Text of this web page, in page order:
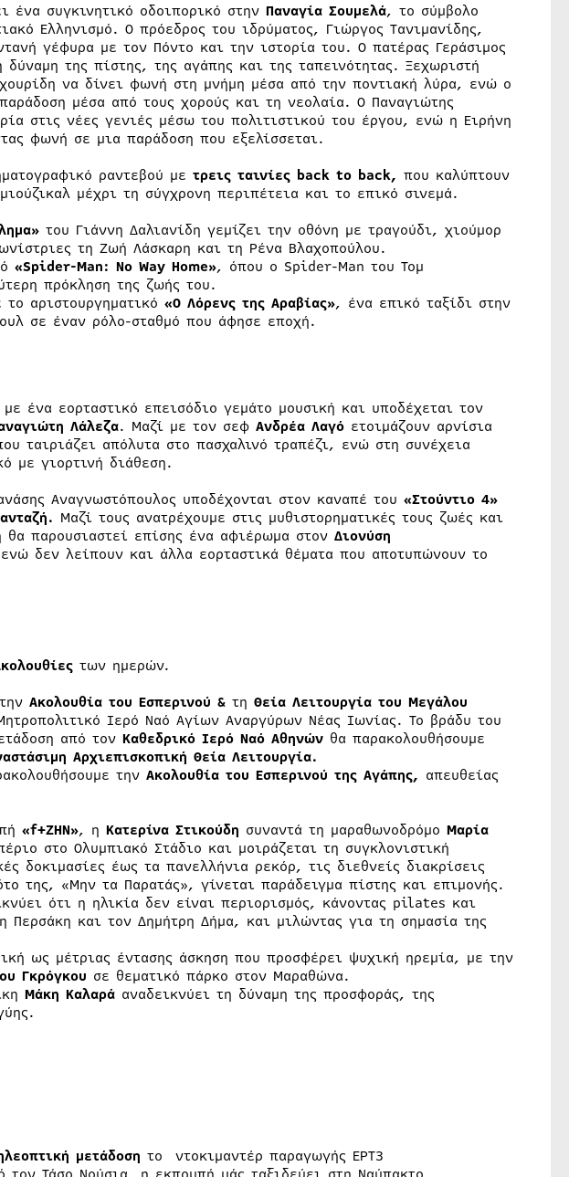
ένα συγκινητικό οδοιπορικό στην Παναγία Σουμελά, το σύμβολο
Ελληνισμό. Ο πρόεδρος του ιδρύματος, Γιώργος Τανιμανίδης,
γέφυρα με τον Πόντο και την ιστορία του. Ο πατέρας Γεράσιμος
της πίστης, της αγάπης και της ταπεινότητας. Ξεχωριστή
να δίνει φωνή στη μνήμη μέσα από την ποντιακή λύρα, ενώ ο
μέσα από τους χορούς και τη νεολαία. Ο Παναγιώτης
στις νέες γενιές μέσω του πολιτιστικού του έργου, ενώ η Ειρήνη
φωνή σε μια παράδοση που εξελίσσεται.
ραντεβού με τρεις ταινίες back to back, που καλύπτουν
μέχρι τη σύγχρονη περιπέτεια και το επικό σινεμά.
του Γιάννη Δαλιανίδη γεμίζει την οθόνη με τραγούδι, χιούμορ
τη Ζωή Λάσκαρη και τη Ρένα Βλαχοπούλου.
«Spider-Man: No Way Home», όπου ο Spider-Man του Τομ
πρόκληση της ζωής του.
αριστουργηματικό «Ο Λόρενς της Αραβίας», ένα επικό ταξίδι στην
σε έναν ρόλο-σταθμό που άφησε εποχή.
ένα εορταστικό επεισόδιο γεμάτο μουσική και υποδέχεται τον
Λάλεζα. Μαζί με τον σεφ Ανδρέα Λαγόετοιμάζουν αρνίσια
ταιριάζει απόλυτα στο πασχαλινό τραπέζι, ενώ στη συνέχεια
με γιορτινή διάθεση.
Αναγνωστόπουλος υποδέχονται στον καναπέ του «Στούντιο 4»
Μαζί τους ανατρέχουμε στις μυθιστορηματικές τους ζωές και
παρουσιαστεί επίσης ένα αφιέρωμα στον Διονύση
δεν λείπουν και άλλα εορταστικά θέματα που αποτυπώνουν το
των ημερών.
Ακολουθία του Εσπερινού & τη Θεία Λειτουργία του Μεγάλου
Ιερό Ναό Αγίων Αναργύρων Νέας Ιωνίας. Το βράδυ του
από τον Καθεδρικό Ιερό Ναό Αθηνώνθα παρακολουθήσουμε
Αρχιεπισκοπική Θεία Λειτουργία.
την Ακολουθία του Εσπερινού της Αγάπης, απευθείας
«f+ΖΗΝ», η Κατερίνα Στικούδη συναντά τη μαραθωνοδρόμο Μαρία
στο Ολυμπιακό Στάδιο και μοιράζεται τη συγκλονιστική
δοκιμασίες έως τα πανελλήνια ρεκόρ, τις διεθνείς διακρίσεις
της, «Μην τα Παρατάς», γίνεται παράδειγμα πίστης και επιμονής.
ότι η ηλικία δεν είναι περιορισμός, κάνοντας pilates και
Περσάκη και τον Δημήτρη Δήμα, και μιλώντας για τη σημασία της
ως μέτριας έντασης άσκηση που προσφέρει ψυχική ηρεμία, με την
Γκρόγκου σε θεματικό πάρκο στον Μαραθώνα.
Μάκη Καλαράαναδεικνύει τη δύναμη της προσφοράς, της
μετάδοση το ντοκιμαντέρ παραγωγής ΕΡΤ3